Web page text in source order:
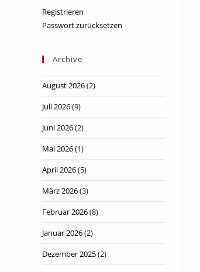
Registrieren
Passwort zurücksetzen
Archive
August 2026(2)
Juli 2026(9)
Juni 2026(2)
Mai 2026(1)
April 2026(5)
März 2026(3)
Februar 2026(8)
Januar 2026(2)
Dezember 2025(2)